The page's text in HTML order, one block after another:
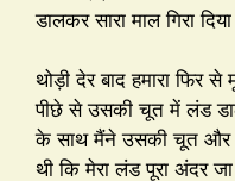
डालकर सारा माल गिरा
थोड़ी देर बाद हमारा फिर
पीछे से उसकी चूत में लंड
के साथ मैंने उसकी चूत और
थी कि मेरा लंड पूरा अंदर